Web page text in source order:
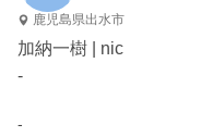
鹿児島県出水市
加納一樹 | nic
-
-